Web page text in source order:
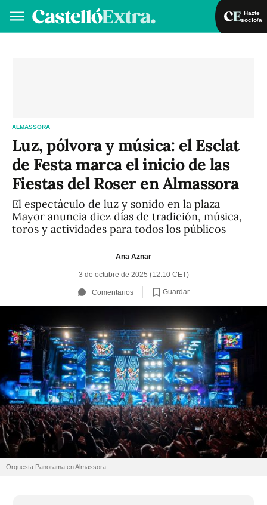
Hazte
socio/a
ALMASSORA
Luz, pólvora y música: el Esclat
de Festa marca el inicio de las
Fiestas del Roser en Almassora
El espectáculo de luz y sonido en la plaza
Mayor anuncia diez días de tradición, música,
toros y actividades para todos los públicos
Ana Aznar
3 de octubre de 2025 (12:10 CET)
Comentarios Guardar
Orquesta Panorama en Almassora